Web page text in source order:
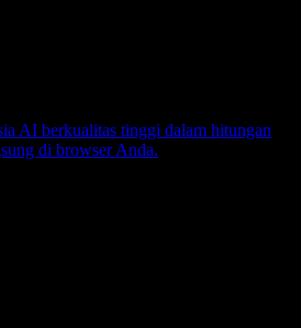
AI berkualitas tinggi dalam hitungan
di browser Anda.